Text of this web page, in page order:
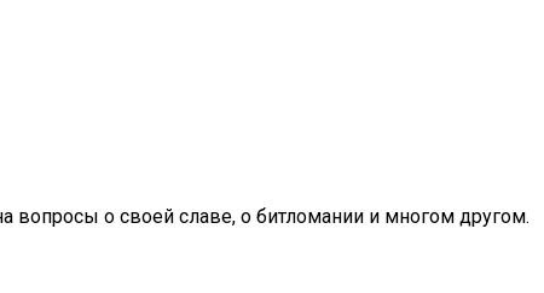
вопросы о своей славе, о битломании и многом другом.